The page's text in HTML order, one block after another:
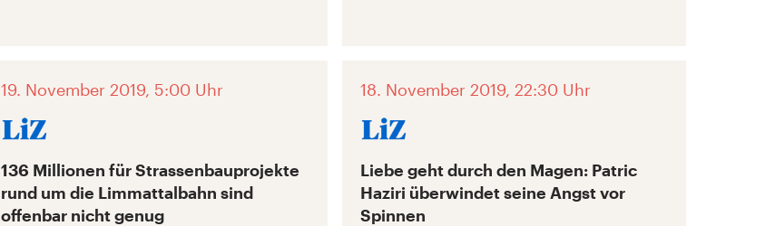
19. November 2019, 5:00 Uhr
136 Millionen für Strassenbauprojekte
rund um die Limmattalbahn sind
offenbar nicht genug
18. November 2019, 22:30 Uhr
Liebe geht durch den Magen: Patric
Haziri überwindet seine Angst vor
Spinnen